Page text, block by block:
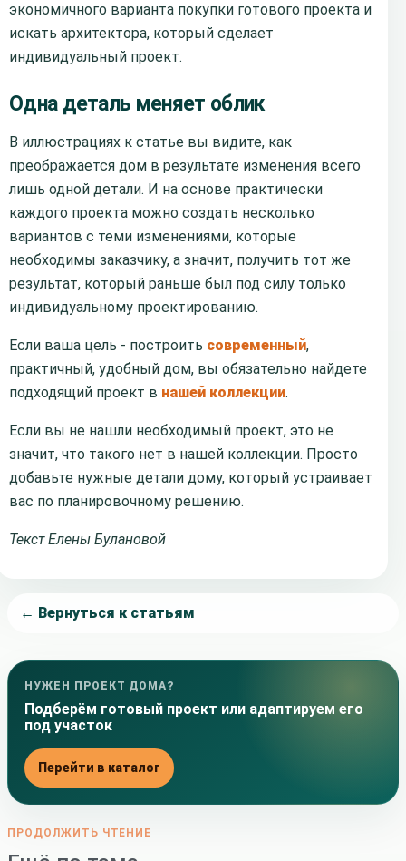
← Вернуться к статьям
НУЖЕН ПРОЕКТ ДОМА?
Подберём готовый проект или адаптируем его
под участок
Перейти в каталог
экономичного варианта покупки готового проекта и
искать архитектора, который сделает
индивидуальный проект.
Одна деталь меняет облик
В иллюстрациях к статье вы видите, как
преображается дом в результате изменения всего
лишь одной детали. И на основе практически
каждого проекта можно создать несколько
вариантов с теми изменениями, которые
необходимы заказчику, а значит, получить тот же
результат, который раньше был под силу только
индивидуальному проектированию.
Если ваша цель - построить современный,
практичный, удобный дом, вы обязательно найдете
подходящий проект в нашей коллекции.
Если вы не нашли необходимый проект, это не
значит, что такого нет в нашей коллекции. Просто
добавьте нужные детали дому, который устраивает
вас по планировочному решению.
Текст Елены Булановой
ПРОДОЛЖИТЬ ЧТЕНИЕ